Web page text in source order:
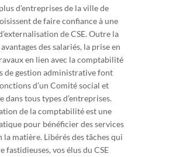
d’entreprises de la ville de
de faire confiance à une
de CSE. Outre la
des salariés, la prise en
en lien avec la comptabilité
de gestion administrative font
d’un Comité social et
dans tous types d’entreprises.
de la comptabilité est une
pour bénéficier des services
la matière. Libérés des tâches qui
fastidieuses, vos élus du CSE